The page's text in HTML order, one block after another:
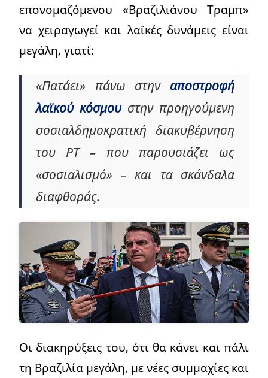
επονομαζόμενου «Βραζιλιάνου Τραμπ»
να χειραγωγεί και λαϊκές δυνάμεις είναι
μεγάλη, γιατί:
«Πατάει» πάνω στην αποστροφή
λαϊκού κόσμουστην προηγούμενη
σοσιαλδημοκρατική διακυβέρνηση
του PT – που παρουσιάζει ως
«σοσιαλισμό» – και τα σκάνδαλα
διαφθοράς.
Οι διακηρύξεις του, ότι θα κάνει και πάλι
τη Βραζιλία μεγάλη, με νέες συμμαχίες και